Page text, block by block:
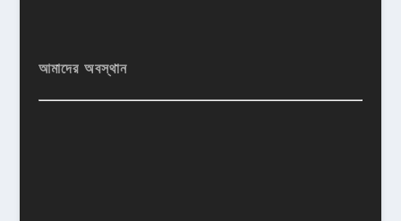
আমাদের অবস্থান